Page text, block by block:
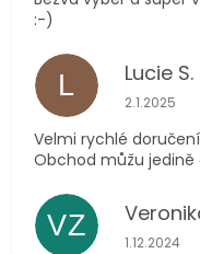
:-)
L Lucie S.
2.1.2025
Velmi rychlé
Obchod můžu
VZ
1.12.2024